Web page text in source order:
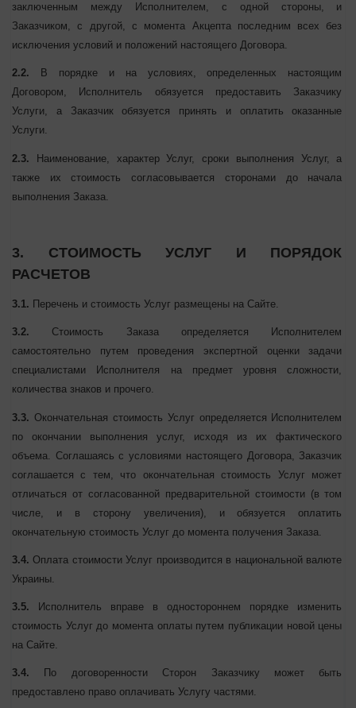
заключенным между Исполнителем, с одной стороны, и
Заказчиком, с другой, с момента Акцепта последним всех без
исключения условий и положений настоящего Договора.
2.2. В порядке и на условиях, определенных настоящим
Договором, Исполнитель обязуется предоставить Заказчику
Услуги, а Заказчик обязуется принять и оплатить оказанные
Услуги.
2.3. Наименование, характер Услуг, сроки выполнения Услуг, а
также их стоимость согласовывается сторонами до начала
выполнения Заказа.
3. СТОИМОСТЬ УСЛУГ И ПОРЯДОК
РАСЧЕТОВ
3.1. Перечень и стоимость Услуг размещены на Сайте.
3.2. Стоимость Заказа определяется Исполнителем
самостоятельно путем проведения экспертной оценки задачи
специалистами Исполнителя на предмет уровня сложности,
количества знаков и прочего.
3.3. Окончательная стоимость Услуг определяется
Исполнителем по окончании выполнения услуг, исходя из их
фактического объема. Соглашаясь с условиями настоящего
Договора, Заказчик соглашается с тем, что окончательная
стоимость Услуг может отличаться от согласованной
предварительной стоимости (в том числе, и в сторону
увеличения), и обязуется оплатить окончательную стоимость
3.4.Оплата стоимости Услуг производится в национальной
3.5.Исполнитель вправе в одностороннем порядке изменить
стоимость Услуг до момента оплаты путем публикации новой
3.4.По договоренности Сторон Заказчику может быть